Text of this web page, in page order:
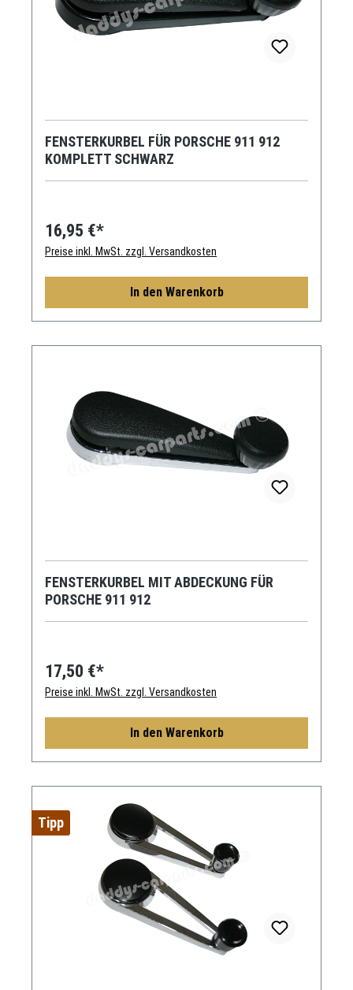
FENSTERKURBEL FÜR PORSCHE 911 912
KOMPLETT SCHWARZ
16,95 €*
Preise inkl. MwSt. zzgl. Versandkosten
In den Warenkorb
FENSTERKURBEL MIT ABDECKUNG FÜR
PORSCHE 911 912
17,50 €*
Preise inkl. MwSt. zzgl. Versandkosten
In den Warenkorb
Tipp